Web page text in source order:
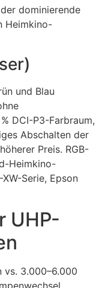
dominierende
Heimkino-
und Blau
DCI-P3-Farbraum,
Abschalten der
Preis. RGB-
Heimkino-
Serie, Epson
UHP-
vs. 3.000–6.000